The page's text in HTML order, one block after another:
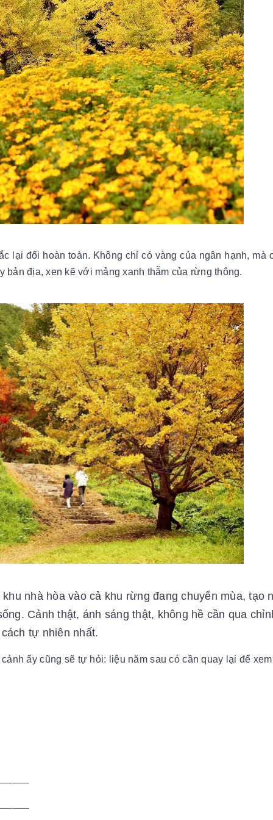
lại đổi hoàn toàn. Không chỉ có vàng của ngân hạnh, mà
địa, xen kẽ với mảng xanh thẫm của rừng thông.
nhà hòa vào cả khu rừng đang chuyển mùa, tạo
Cảnh thật, ánh sáng thật, không hề cần qua
tự nhiên nhất.
ấy cũng sẽ tự hỏi: liệu năm sau có cần quay lại để